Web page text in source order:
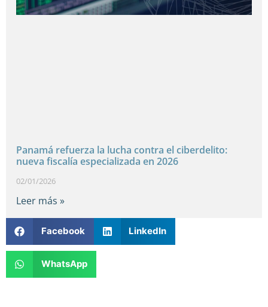
Panamá refuerza la lucha contra el ciberdelito:
nueva fiscalía especializada en 2026
02/01/2026
Leer más »
Facebook LinkedIn
WhatsApp